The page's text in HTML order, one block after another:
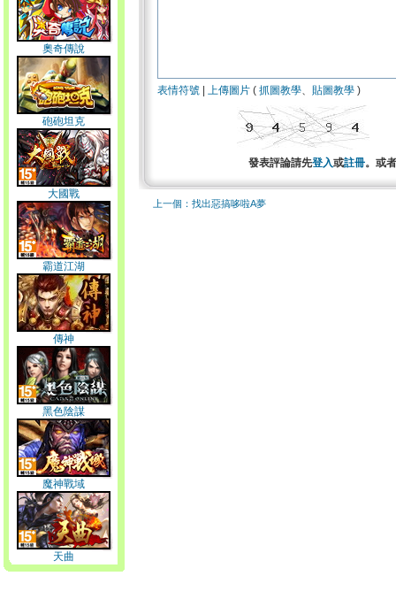
奧奇傳說
砲砲坦克
大國戰
霸道江湖
傳神
黑色陰謀
魔神戰域
天曲
表情符號 上傳圖片 ( 抓圖教學、 貼圖教學 )
發表評論請先登入或註冊。或
上一個：找出惡搞哆啦A夢